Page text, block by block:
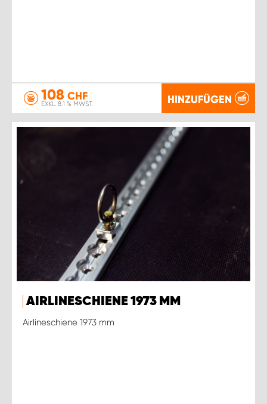
108 CHF
EXKL. 8.1 % MWST. HINZUFÜGEN
AIRLINESCHIENE 1973 MM
Airlineschiene 1973 mm